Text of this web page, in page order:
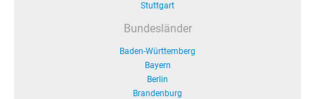
Stuttgart
Bundesländer
Baden-Württemberg
Bayern
Berlin
Brandenburg